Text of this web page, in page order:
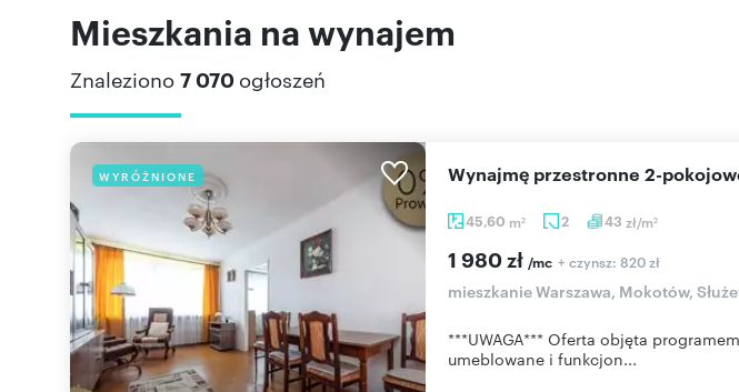
Mieszkania na wynajem
Znaleziono 7 070 ogłoszeń
WYRÓŻNIONE
45,60 m2 2 43 zł/m2
Wynajmę przestronne 2-
1 980 zł /mc + czynsz: 820 zł
mieszkanie Warszawa, Mokotów,
***UWAGA*** Oferta objęta
umeblowane i funkcjon...